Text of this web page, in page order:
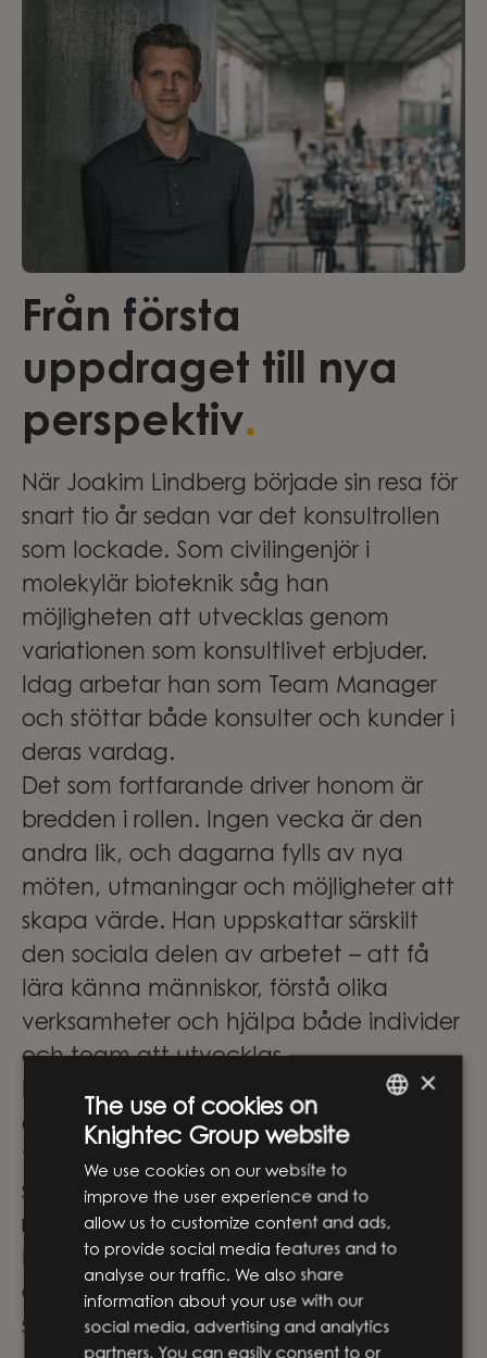
Från första
uppdraget till nya
perspektiv.
När Joakim Lindberg började sin resa för
snart tio år sedan var det konsultrollen
som lockade. Som civilingenjör i
molekylär bioteknik såg han
möjligheten att utvecklas genom
variationen som konsultlivet erbjuder.
Idag arbetar han som Team Manager
och stöttar både konsulter och kunder i
deras vardag.
Det som fortfarande driver honom är
bredden i rollen. Ingen vecka är den
andra lik, och dagarna fylls av nya
möten, utmaningar och möjligheter att
skapa värde. Han uppskattar särskilt
den sociala delen av arbetet – att få
lära känna människor, förstå olika
verksamheter och hjälpa både individer
och team att utvecklas.
En av anledningarna till att Joakim valt
att stanna kvar är kulturen. Han minns
fortfarande hur välkomnande
stämningen var redan under
rekryteringsprocessen. För honom är det
kombinationen av drivna, ambitiösa
och genuint trevliga människor som gör
skillnaden.
×
The use of cookies on
Knightec Group website
We use cookies on our website to
improve the user experience and to
allow us to customize content and ads,
to provide social media features and to
analyse our traffic. We also share
information about your use with our
social media, advertising and analytics
partners. You can easily consent to or